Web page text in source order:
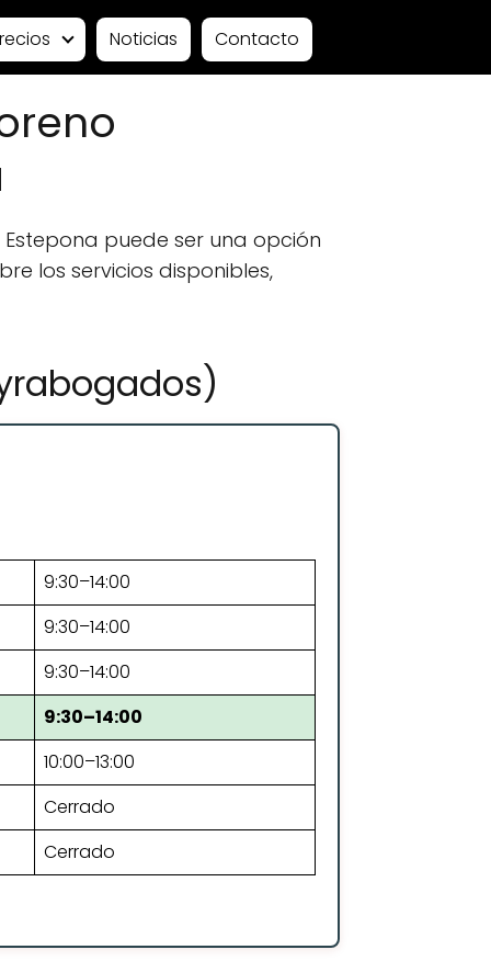
Noticias Contacto
puede ser una opción
los servicios disponibles,
9:30–14:00
9:30–14:00
9:30–14:00
9:30–14:00
10:00–13:00
Cerrado
Cerrado